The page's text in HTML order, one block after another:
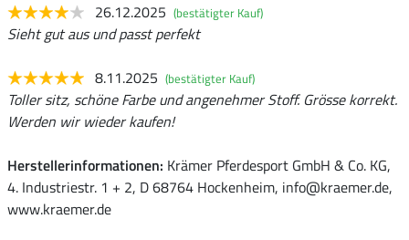
26.12.2025 (bestätigter Kauf)
Sieht gut aus und passt perfekt
8.11.2025 (bestätigter Kauf)
Toller sitz, schöne Farbe und angenehmer Stoff. Grösse korrekt.
Werden wir wieder kaufen!
Herstellerinformationen: Krämer Pferdesport GmbH & Co. KG,
4. Industriestr. 1 + 2, D 68764 Hockenheim, info@kraemer.de,
www.kraemer.de